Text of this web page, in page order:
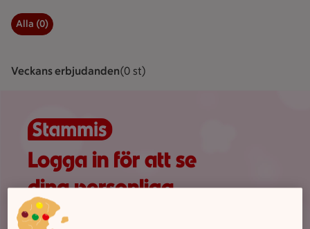
Filter för erbjudanden
Alla (0)
Veckans erbjudandenVisar 0 st stycken
(0 st)
Logga in för att se
dina personliga
erbjudanden